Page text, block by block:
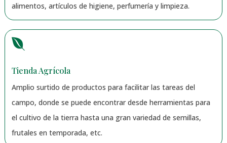
alimentos, artículos de higiene, perfumería y limpieza.

Tienda Agrícola
Amplio surtido de productos para facilitar las tareas del
campo, donde se puede encontrar desde herramientas para
el cultivo de la tierra hasta una gran variedad de semillas,
frutales en temporada, etc.